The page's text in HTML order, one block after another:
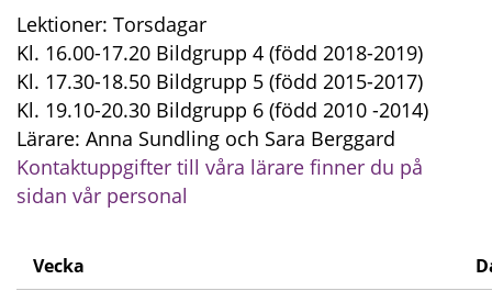
Lektioner: Torsdagar
Kl. 16.00-17.20 Bildgrupp 4 (född 2018-2019)
Kl. 17.30-18.50 Bildgrupp 5 (född 2015-2017)
Kl. 19.10-20.30 Bildgrupp 6 (född 2010 -2014)
Lärare: Anna Sundling och Sara Berggard
Kontaktuppgifter till våra lärare finner du på
sidan vår personal
Vecka